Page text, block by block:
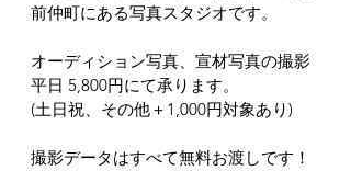
前仲町にある写真スタジオです。
オーディション写真、宣材写真の撮影
平日 5,800円にて承ります。
(土日祝、その他＋1,000円対象あり)
撮影データはすべて無料お渡しです！